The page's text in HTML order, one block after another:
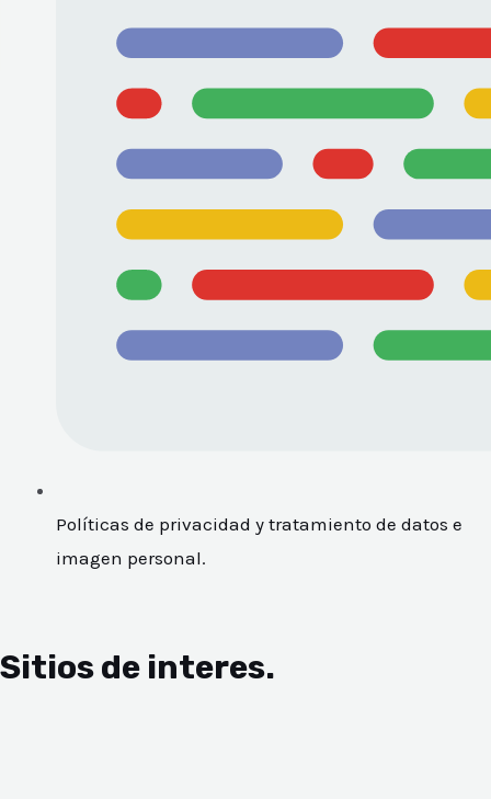
Políticas de privacidad y tratamiento de datos e
imagen personal.
Sitios de interes.